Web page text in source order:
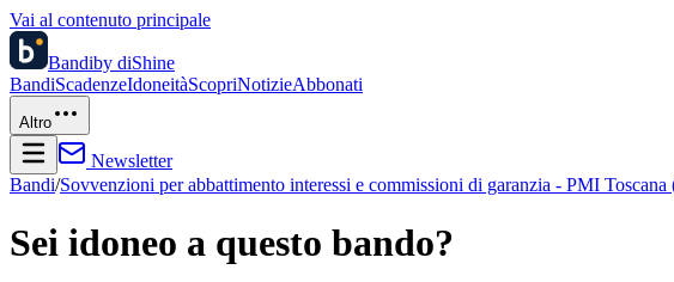
Vai al contenuto principale
Bandiby diShine
BandiScadenzeIdoneitàScopriNotizieAbbonati
Altro
Newsletter
Bandi/Sovvenzioni per abbattimento interessi e commissioni di garanzia - PMI Toscana
Sei idoneo a questo bando?